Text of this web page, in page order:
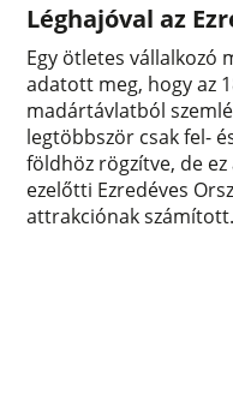
Léghajóval az
Egy ötletes vállalkozó
adatott meg, hogy az
madártávlatból
legtöbbször csak fel-
földhöz rögzítve, de ez
ezelőtti Ezredéves
attrakciónak számított.